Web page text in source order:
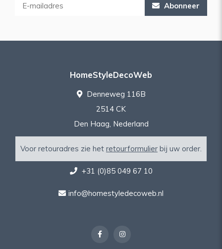
Abonneer
HomeStyleDecoWeb
Denneweg 116B
2514 CK
Den Haag, Nederland
Voor retouradres zie het retourformulier bij uw order.
+31 (0)85 049 67 10
info@homestyledecoweb.nl